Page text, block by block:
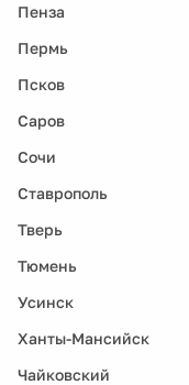
Пенза
Пермь
Псков
Саров
Сочи
Ставрополь
Тверь
Тюмень
Усинск
Ханты-Мансийск
Чайковский